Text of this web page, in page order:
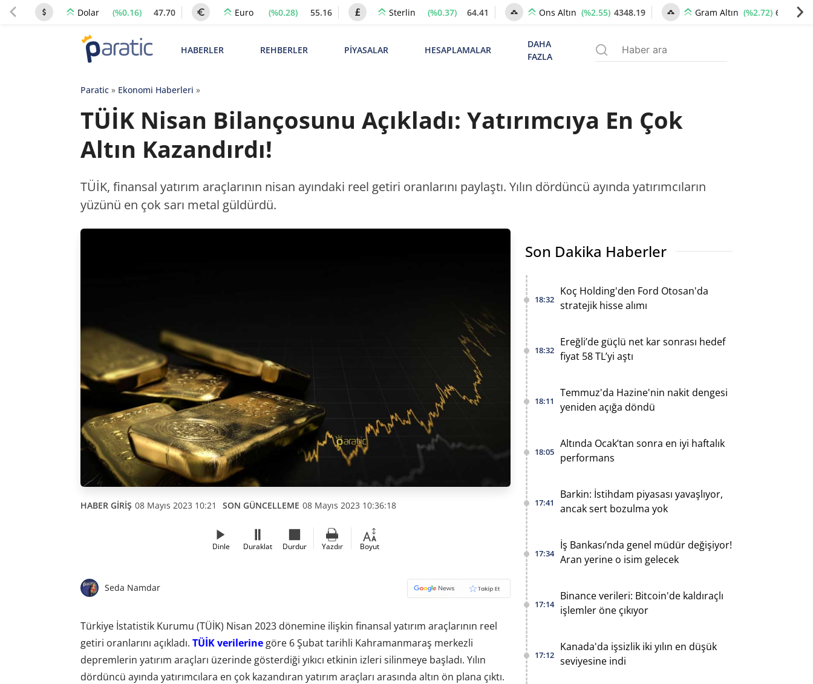
Dolar (%0.16) 47.70 Euro (%0.28) 55.16 Sterlin (%0.37) 64.41 Ons Altın (%2.55) 4348.19 Gram Altın (%2.72) 6669.14
HABERLER REHBERLER PİYASALAR HESAPLAMALAR
DAHA
FAZLA
Paratic» Ekonomi Haberleri »
TÜİK Nisan Bilançosunu Açıkladı: Yatırımcıya En Çok
Altın Kazandırdı!
TÜİK, finansal yatırım araçlarının nisan ayındaki reel getiri oranlarını paylaştı. Yılın dördüncü ayında yatırımcıların
yüzünü en çok sarı metal güldürdü.
HABER GİRİŞ 08 Mayıs 2023 10:21 SON GÜNCELLEME 08 Mayıs 2023 10:36:18
Dinle Duraklat Durdur Yazdır Boyut
Seda Namdar
Türkiye İstatistik Kurumu (TÜİK) Nisan 2023 dönemine ilişkin finansal yatırım araçlarının reel
getiri oranlarını açıkladı. TÜİK verilerinegöre 6 Şubat tarihli Kahramanmaraş merkezli
depremlerin yatırım araçları üzerinde gösterdiği yıkıcı etkinin izleri silinmeye başladı. Yılın
dördüncü ayında yatırımcılara en çok kazandıran yatırım araçları arasında altın ön plana çıktı.
Son Dakika Haberler
18:32
Koç Holding'den Ford Otosan'da
stratejik hisse alımı
18:32
Ereğli’de güçlü net kar sonrası hedef
fiyat 58 TL’yi aştı
18:11
Temmuz'da Hazine'nin nakit dengesi
yeniden açığa döndü
18:05
Altında Ocak’tan sonra en iyi haftalık
performans
17:41
Barkin: İstihdam piyasası yavaşlıyor,
ancak sert bozulma yok
17:34
İş Bankası’nda genel müdür değişiyor!
Aran yerine o isim gelecek
17:14
Binance verileri: Bitcoin'de kaldıraçlı
işlemler öne çıkıyor
17:12
Kanada'da işsizlik iki yılın en düşük
seviyesine indi